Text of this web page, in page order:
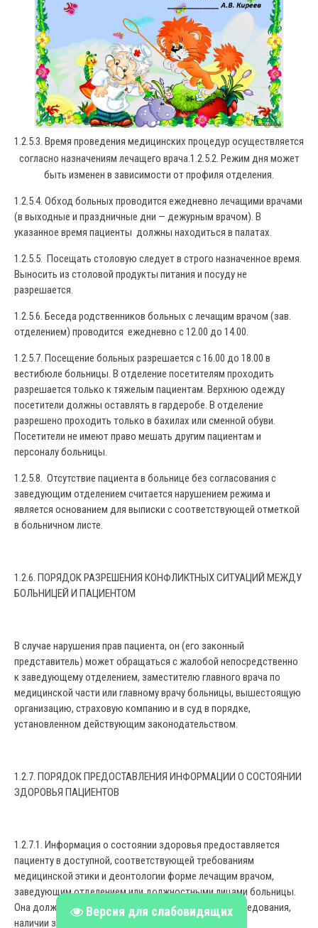
Версия для слабовидящих
1.2.5.3. Время проведения медицинских процедур осуществляется
согласно назначениям лечащего врача.1.2.5.2. Режим дня может
быть изменен в зависимости от профиля отделения.
1.2.5.4. Обход больных проводится ежедневно лечащими врачами
(в выходные и праздничные дни — дежурным врачом). В
указанное время пациенты должны находиться в палатах.
1.2.5.5. Посещать столовую следует в строго назначенное время.
Выносить из столовой продукты питания и посуду не
разрешается.
1.2.5.6. Беседа родственников больных с лечащим врачом (зав.
отделением) проводится ежедневно с 12.00 до 14.00.
1.2.5.7. Посещение больных разрешается с 16.00 до 18.00 в
вестибюле больницы. В отделение посетителям проходить
разрешается только к тяжелым пациентам. Верхнюю одежду
посетители должны оставлять в гардеробе. В отделение
разрешено проходить только в бахилах или сменной обуви.
Посетители не имеют право мешать другим пациентам и
персоналу больницы.
1.2.5.8. Отсутствие пациента в больнице без согласования с
заведующим отделением считается нарушением режима и
является основанием для выписки с соответствующей отметкой
в больничном листе.
1.2.6. ПОРЯДОК РАЗРЕШЕНИЯ КОНФЛИКТНЫХ СИТУАЦИЙ МЕЖДУ
БОЛЬНИЦЕЙ И ПАЦИЕНТОМ
В случае нарушения прав пациента, он (его законный
представитель) может обращаться с жалобой непосредственно
к заведующему отделением, заместителю главного врача по
медицинской части или главному врачу больницы, вышестоящую
организацию, страховую компанию и в суд в порядке,
установленном действующим законодательством.
1.2.7. ПОРЯДОК ПРЕДОСТАВЛЕНИЯ ИНФОРМАЦИИ О СОСТОЯНИИ
ЗДОРОВЬЯ ПАЦИЕНТОВ
1.2.7.1. Информация о состоянии здоровья предоставляется
пациенту в доступной, соответствующей требованиям
медицинской этики и деонтологии форме лечащим врачом,
заведующим отделением или должностными лицами больницы.
Она должна содержать сведения о результатах обследования,
наличии заболевания, диагнозе и прогнозе, методах